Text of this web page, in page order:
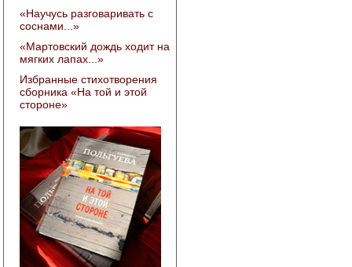
«Научусь разговаривать с
соснами...»
«Мартовский дождь ходит на
мягких лапах...»
Избранные стихотворения
сборника «На той и этой
стороне»